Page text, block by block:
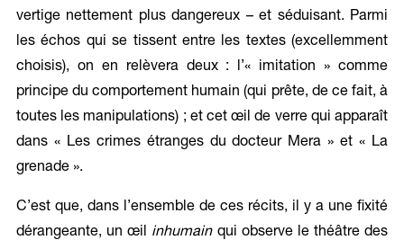
vertige nettement plus dangereux – et séduisant. Parmi
les échos qui se tissent entre les textes (excellemment
choisis), on en relèvera deux : l’« imitation » comme
principe du comportement humain (qui prête, de ce fait, à
toutes les manipulations) ; et cet œil de verre qui apparaît
dans « Les crimes étranges du docteur Mera » et « La
grenade ».
C’est que, dans l’ensemble de ces récits, il y a une fixité
dérangeante, un œil inhumainqui observe le théâtre des